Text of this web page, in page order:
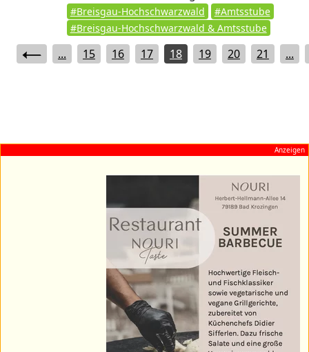
#Breisgau-Hochschwarzwald
#Amtsstube
#Breisgau-Hochschwarzwald & Amtsstube
... 15 16 17 18 19 20 21 ...
Anzeigen